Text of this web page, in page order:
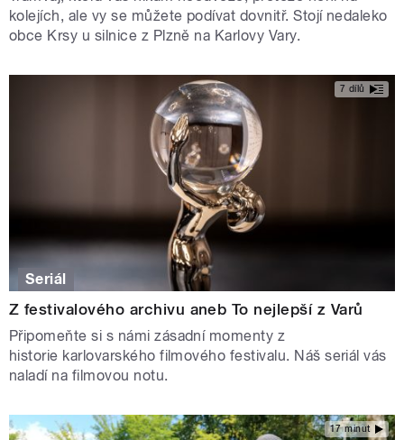
kolejích, ale vy se můžete podívat dovnitř. Stojí nedaleko
obce Krsy u silnice z Plzně na Karlovy Vary.
7 dílů
Seriál
Z festivalového archivu aneb To nejlepší z Varů
Připomeňte si s námi zásadní momenty z
historie karlovarského filmového festivalu. Náš seriál vás
naladí na filmovou notu.
17 minut